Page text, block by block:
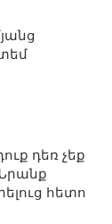
դեռ չեք
հետո